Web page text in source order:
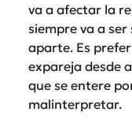
va a afectar la
siempre va a
aparte. Es
expareja desde
que se entere
malinterpretar.